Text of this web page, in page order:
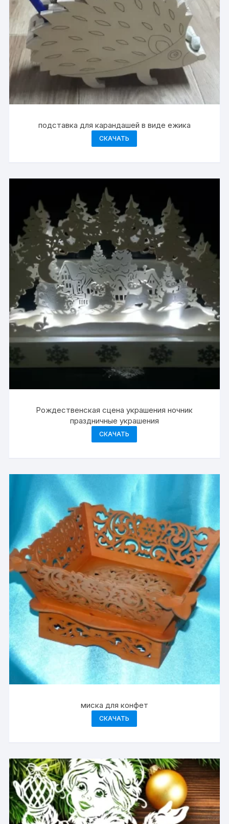
подставка для карандашей в виде ежика
СКАЧАТЬ
Рождественская сцена украшения ночник
праздничные украшения
СКАЧАТЬ
миска для конфет
СКАЧАТЬ